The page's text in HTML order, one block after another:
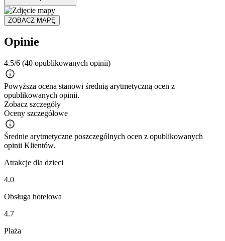
ZOBACZ MAPĘ
Opinie
4.5/6 (40 opublikowanych opinii)
Powyższa ocena stanowi średnią arytmetyczną ocen z
opublikowanych opinii.
Zobacz szczegóły
Oceny szczegółowe
Średnie arytmetyczne poszczególnych ocen z opublikowanych
opinii Klientów.
Atrakcje dla dzieci
4.0
Obsługa hotelowa
4.7
Plaża